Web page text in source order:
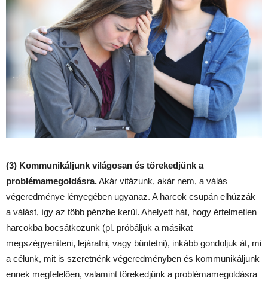
(3) Kommunikáljunk világosan és törekedjünk a
problémamegoldásra.Akár vitázunk, akár nem, a válás
végeredménye lényegében ugyanaz. A harcok csupán elhúzzák
a válást, így az több pénzbe kerül. Ahelyett hát, hogy értelmetlen
harcokba bocsátkozunk (pl. próbáljuk a másikat
megszégyeníteni, lejáratni, vagy büntetni), inkább gondoljuk át, mi
a célunk, mit is szeretnénk végeredményben és kommunikáljunk
ennek megfelelően, valamint törekedjünk a problémamegoldásra